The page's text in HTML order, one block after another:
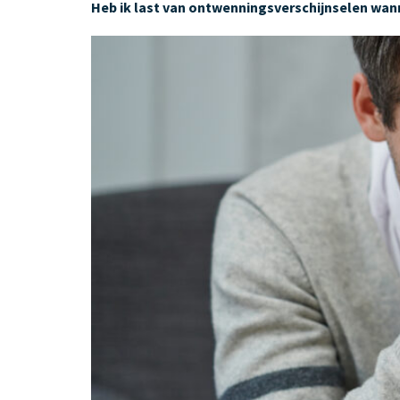
Heb ik last van ontwenningsverschijnselen